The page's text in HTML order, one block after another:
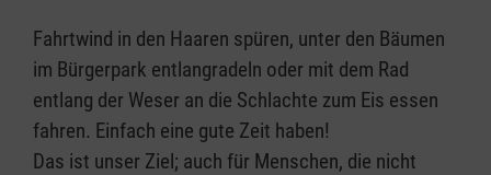
Fahrtwind in den Haaren spüren, unter den Bäumen
im Bürgerpark entlangradeln oder mit dem Rad
entlang der Weser an die Schlachte zum Eis essen
fahren. Einfach eine gute Zeit haben!
Das ist unser Ziel; auch für Menschen, die nicht